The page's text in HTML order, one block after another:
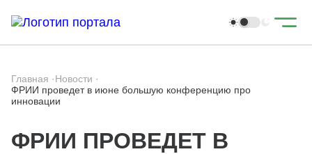
Главная ·Новости ·
ФРИИ проведет в июне большую конференцию про
инновации
ФРИИ ПРОВЕДЕТ В